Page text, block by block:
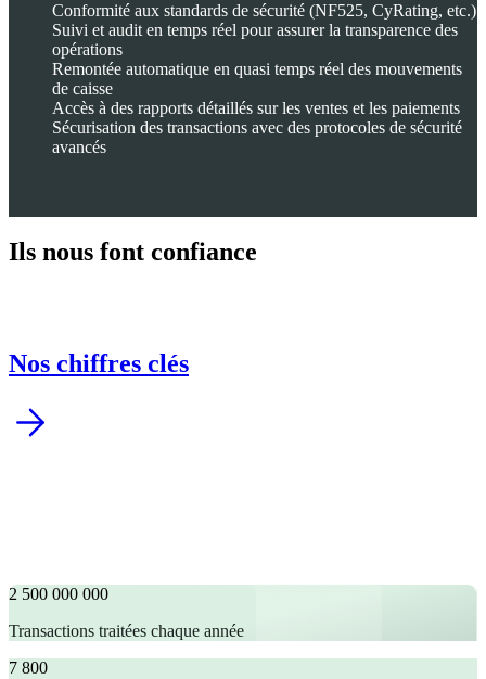
Conformité aux standards de sécurité (NF525, CyRating, etc.)
Suivi et audit en temps réel pour assurer la transparence des
opérations
Remontée automatique en quasi temps réel des mouvements
de caisse
Accès à des rapports détaillés sur les ventes et les paiements
Sécurisation des transactions avec des protocoles de sécurité
avancés
Ils nous font confiance
Nos chiffres clés
2 500 000 000
Transactions traitées chaque année
7 800